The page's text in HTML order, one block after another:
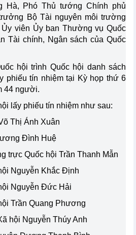
Hà, Phó Thủ tướng Chính phủ
Bộ Tài nguyên môi trường
viên Ủy ban Thường vụ Quốc
Tài chính, Ngân sách của Quốc
hội trình Quốc hội danh sách
phiếu tín nhiệm tại Kỳ họp thứ 6
44 người.
lấy phiếu tín nhiệm như sau:
Thị Ánh Xuân
Đình Huệ
trực Quốc hội Trần Thanh Mẫn
Nguyễn Khắc Định
Nguyễn Đức Hải
Trần Quang Phương
hội Nguyễn Thúy Anh